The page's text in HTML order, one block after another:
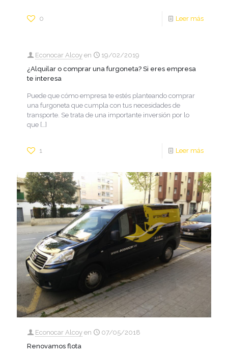
0 Leer más
Econocar Alcoy en
19/02/2019
¿Alquilar o comprar una furgoneta? Si eres empresa
te interesa
Puede que cómo empresa te estés planteando comprar
una furgoneta que cumpla con tus necesidades de
transporte. Se trata de una importante inversión por lo
que […]
1 Leer más
Econocar Alcoy en
07/05/2018
Renovamos flota